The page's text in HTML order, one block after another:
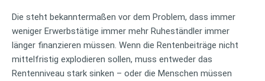
Die steht bekanntermaßen vor dem Problem, dass immer
weniger Erwerbstätige immer mehr Ruheständler immer
länger finanzieren müssen. Wenn die Rentenbeiträge nicht
mittelfristig explodieren sollen, muss entweder das
Rentenniveau stark sinken – oder die Menschen müssen